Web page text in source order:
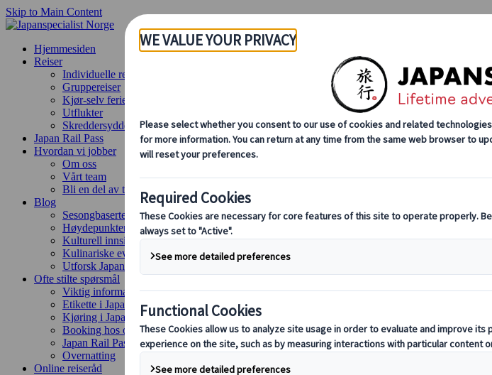
Skip to Main Content
Hjemmesiden
Reiser
Individuelle reiser
Gruppereiser
Kjør-selv ferie
Utflukter
Skreddersydde gruppereiser
Japan Rail Pass
Hvordan vi jobber
Om oss
Vårt team
Bli en del av teamet vårt
Blog
Sesongbaserte reisetips
Høydepunkter fra destinasjonen
Kulturell innsikt
Kulinariske eventyr
Utforsk Japan med tog
Ofte stilte spørsmål
Viktig informasjon
Etikette i Japan
Kjøring i Japan
Booking hos oss
Japan Rail Pass
Overnatting
Online reiseråd